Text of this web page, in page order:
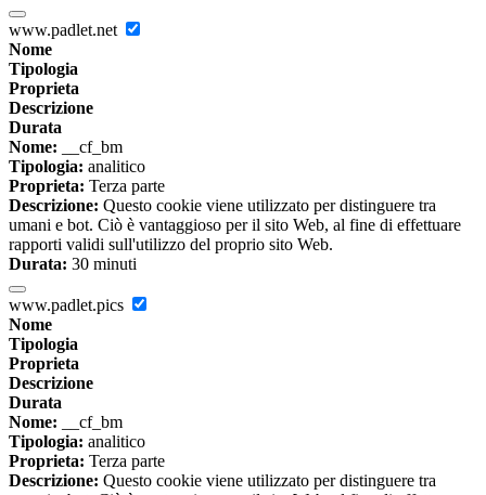
www.padlet.net
Nome
Tipologia
Proprieta
Descrizione
Durata
Nome: __cf_bm
Tipologia: analitico
Proprieta: Terza parte
Descrizione: Questo cookie viene utilizzato per distinguere tra
umani e bot. Ciò è vantaggioso per il sito Web, al fine di effettuare
rapporti validi sull'utilizzo del proprio sito Web.
Durata: 30 minuti
www.padlet.pics
Nome
Tipologia
Proprieta
Descrizione
Durata
Nome: __cf_bm
Tipologia: analitico
Proprieta: Terza parte
Descrizione: Questo cookie viene utilizzato per distinguere tra